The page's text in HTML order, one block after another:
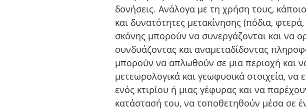
δονήσεις. Ανάλογα με τη χρήση τους,
και δυνατότητες μετακίνησης (πόδια,
σκόνης μπορούν να συνεργάζονται και να
συνδυάζοντας και αναμεταδίδοντας
μπορούν να απλωθούν σε μια περιοχή και
μετεωρολογικά και γεωφυσικά στοιχεία,
ενός κτιρίου ή μιας γέφυρας και να
κατάστασή του, να τοποθετηθούν μέσα σε